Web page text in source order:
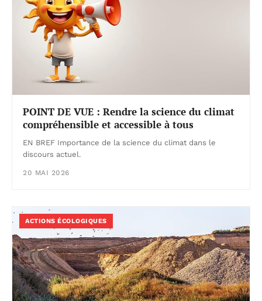
POINT DE VUE : Rendre la science du climat
compréhensible et accessible à tous
EN BREF Importance de la science du climat dans le
discours actuel.
20 MAI 2026
ACTIONS ÉCOLOGIQUES